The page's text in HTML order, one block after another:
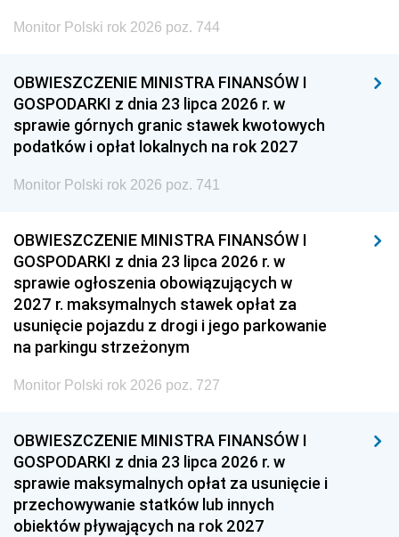
Monitor Polski rok 2026 poz. 744
OBWIESZCZENIE MINISTRA FINANSÓW I
GOSPODARKI z dnia 23 lipca 2026 r. w
sprawie górnych granic stawek kwotowych
podatków i opłat lokalnych na rok 2027
Monitor Polski rok 2026 poz. 741
OBWIESZCZENIE MINISTRA FINANSÓW I
GOSPODARKI z dnia 23 lipca 2026 r. w
sprawie ogłoszenia obowiązujących w
2027 r. maksymalnych stawek opłat za
usunięcie pojazdu z drogi i jego parkowanie
na parkingu strzeżonym
Monitor Polski rok 2026 poz. 727
OBWIESZCZENIE MINISTRA FINANSÓW I
GOSPODARKI z dnia 23 lipca 2026 r. w
sprawie maksymalnych opłat za usunięcie i
przechowywanie statków lub innych
obiektów pływających na rok 2027